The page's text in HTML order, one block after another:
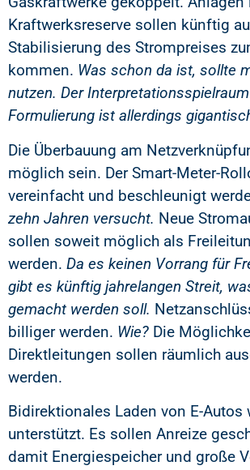
Kraftwerksreserve sollen künftig
Stabilisierung des Strompreises
kommen. Was schon da ist, sollte
nutzen. Der
Formulierung ist allerdings
Die Überbauung am
möglich sein. Der Smart-Meter-
vereinfacht und beschleunigt
zehn Jahren versucht. Neue
sollen soweit möglich als
werden. Da es keinen Vorrang für
gibt es künftig jahrelangen Streit,
gemacht werden soll.
billiger werden. Wie? Die
Direktleitungen sollen räumlich
werden.
Bidirektionales Laden von E-Autos
unterstützt. Es sollen Anreize
damit Energiespeicher und große